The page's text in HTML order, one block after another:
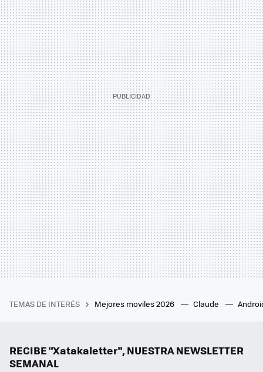
TEMAS DE INTERÉS Mejores moviles 2026 Claude
RECIBE "Xatakaletter", NUESTRA NEWSLETTER
SEMANAL